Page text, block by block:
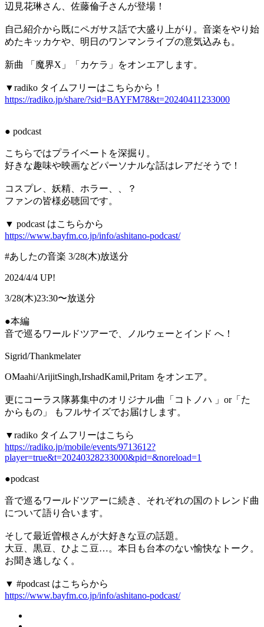
辺見花琳さん、佐藤倫子さんが登場！
自己紹介から既にペガサス話で大盛り上がり。音楽をやり始
めたキッカケや、明日のワンマンライブの意気込みも。
新曲 「魔界X」「カケラ」をオンエアします。
▼radiko タイムフリーはこちらから！
https://radiko.jp/share/?sid=BAYFM78&t=20240411233000
● podcast
こちらではプライベートを深掘り。
好きな趣味や映画などパーソナルな話はレアだそうで！
コスプレ、妖精、ホラー、、？
ファンの皆様必聴回です。
▼ podcast はこちらから
https://www.bayfm.co.jp/info/ashitano-podcast/
#あしたの音楽 3/28(木)放送分
2024/4/4 UP!
3/28(木)23:30〜放送分
●本編
音で巡るワールドツアーで、ノルウェーとインド へ！
Sigrid/Thankmelater
OMaahi/ArijitSingh,IrshadKamil,Pritam をオンエア。
更にコーラス隊募集中のオリジナル曲「コトノハ 」or「た
からもの」 もフルサイズでお届けします。
▼radiko タイムフリーはこちら
https://radiko.jp/mobile/events/9713612?
player=true&t=20240328233000&pid=&noreload=1
●podcast
音で巡るワールドツアーに続き、それぞれの国のトレンド曲
について語り合います。
そして最近曽根さんが大好きな豆の話題。
大豆、黒豆、ひよこ豆…。本日も台本のない愉快なトーク。
お聞き逃しなく。
▼ #podcast はこちらから
https://www.bayfm.co.jp/info/ashitano-podcast/